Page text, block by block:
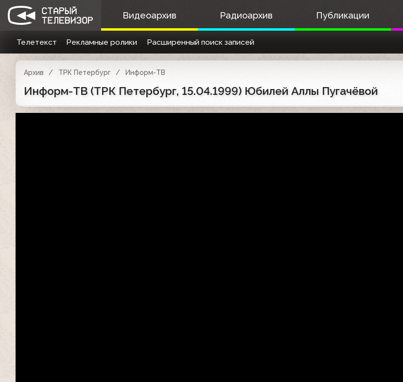
Видеоархив Радиоархив Публикации
Телетекст Рекламные ролики Расширенный поиск записей
Архив ТРК Петербург Информ-ТВ
Информ-ТВ (ТРК Петербург, 15.04.1999) Юбилей Аллы Пугачёвой